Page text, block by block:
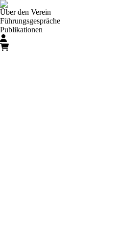
Über den Verein
Führungsgespräche
Publikationen